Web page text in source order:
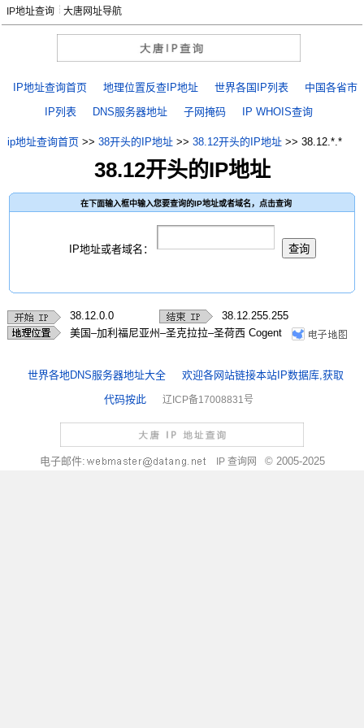
大唐网址导航
IP地址查询
IP地址查询首页 地理位置反查IP地址 世界各国IP列表
中国各省市
IP列表
DNS服务器地址 子网掩码 IP WHOIS查询
ip地址查询首页>> 38开头的IP地址>> 38.12开头的IP地址>> 38.12.*.*
38.12开头的IP地址
在下面输入框中输入您要查询的IP地址或者域名，点击查询
IP地址或者域名：
38.12.0.0
38.12.255.255
美国–加利福尼亚州–圣克拉拉–圣荷西 Cogent
世界各地DNS服务器地址大全
欢迎各网站链接本站IP数据库,获取
代码按此
辽ICP备17008831号
电子邮件: IP 查询网 © 2005-2025